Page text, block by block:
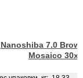
Nanoshiba 7.0
Mosaico